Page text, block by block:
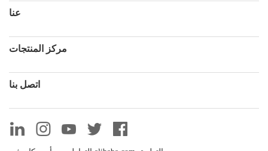
عنا
مركز المنتجات
اتصل بنا